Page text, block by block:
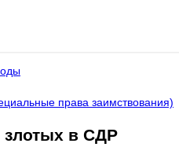
права заимствования)
злотых в СДР